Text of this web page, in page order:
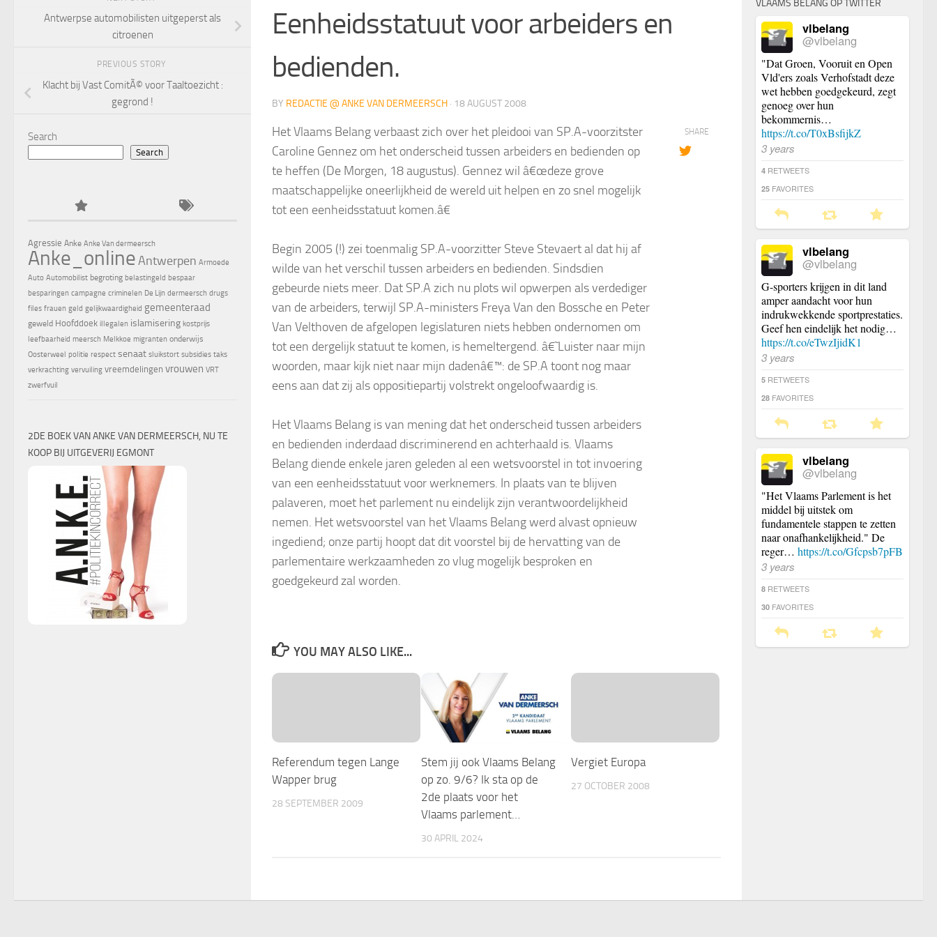
Eenheidsstatuut voor arbeiders en
bedienden.
BY REDACTIE @ ANKE VAN DERMEERSCH · 18 AUGUST 2008
Het Vlaams Belang verbaast zich over het pleidooi van SP.A-voorzitster
Caroline Gennez om het onderscheid tussen arbeiders en bedienden op
te heffen (De Morgen, 18 augustus). Gennez wil â€œdeze grove
maatschappelijke oneerlijkheid de wereld uit helpen en zo snel mogelijk
tot een eenheidsstatuut komen.â€
Begin 2005 (!) zei toenmalig SP.A-voorzitter Steve Stevaert al dat hij af
wilde van het verschil tussen arbeiders en bedienden. Sindsdien
gebeurde niets meer. Dat SP.A zich nu plots wil opwerpen als verdediger
van de arbeiders, terwijl SP.A-ministers Freya Van den Bossche en Peter
Van Velthoven de afgelopen legislaturen niets hebben ondernomen om
tot een dergelijk statuut te komen, is hemeltergend. â€˜Luister naar mijn
woorden, maar kijk niet naar mijn dadenâ€™: de SP.A toont nog maar
eens aan dat zij als oppositiepartij volstrekt ongeloofwaardig is.
Het Vlaams Belang is van mening dat het onderscheid tussen arbeiders
en bedienden inderdaad discriminerend en achterhaald is. Vlaams
Belang diende enkele jaren geleden al een wetsvoorstel in tot invoering
van een eenheidsstatuut voor werknemers. In plaats van te blijven
palaveren, moet het parlement nu eindelijk zijn verantwoordelijkheid
nemen. Het wetsvoorstel van het Vlaams Belang werd alvast opnieuw
ingediend; onze partij hoopt dat dit voorstel bij de hervatting van de
parlementaire werkzaamheden zo vlug mogelijk besproken en
goedgekeurd zal worden.
SHARE
YOU MAY ALSO LIKE...
Referendum tegen Lange
Wapper brug
28 SEPTEMBER 2009
Stem jij ook Vlaams Belang
op zo. 9/6? Ik sta op de
2de plaats voor het
Vlaams parlement…
30 APRIL 2024
Vergiet Europa
27 OCTOBER 2008
Antwerpse automobilisten uitgeperst als
citroenen
PREVIOUS STORY
Klacht bij Vast ComitÃ© voor Taaltoezicht :
gegrond !
Search
Search
Agressie Anke Anke Van dermeersch
Anke_onlineAntwerpen Armoede
Auto Automobilist begroting belastingeld bespaar
besparingen campagne criminelen De Lijn dermeersch drugs
files frauen geld gelijkwaardigheid gemeenteraad
geweld Hoofddoek illegalen islamisering kostprijs
leefbaarheid meersch Melkkoe migranten onderwijs
Oosterweel politie respect senaat sluikstort subsidies taks
verkrachting vervuiling vreemdelingen vrouwen VRT
zwerfvuil
2DE BOEK VAN ANKE VAN DERMEERSCH, NU TE
KOOP BIJ UITGEVERIJ EGMONT
VLAAMS BELANG OP TWITTER
vlbelang
@vlbelang
"Dat Groen, Vooruit en Open
Vld'ers zoals Verhofstadt deze
wet hebben goedgekeurd, zegt
genoeg over hun
bekommernis…
https://t.co/T0xBsfijkZ
3 years
4 RETWEETS
25 FAVORITES
vlbelang
@vlbelang
G-sporters krijgen in dit land
amper aandacht voor hun
indrukwekkende sportprestaties.
Geef hen eindelijk het nodig…
https://t.co/eTwzIjidK1
3 years
5 RETWEETS
28 FAVORITES
vlbelang
@vlbelang
"Het Vlaams Parlement is het
middel bij uitstek om
fundamentele stappen te zetten
naar onafhankelijkheid." De
reger… https://t.co/Gfcpsb7pFB
3 years
8 RETWEETS
30 FAVORITES